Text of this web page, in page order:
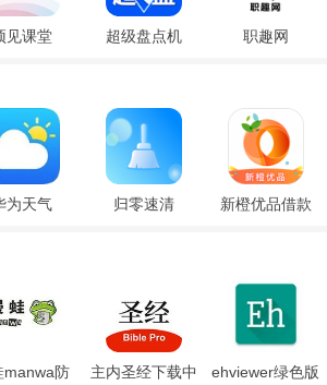
见课堂 超级盘点机 职趣网
为天气 归零速清 新橙优品借款
manwa防
主内圣经下载中
ehviewer绿色版